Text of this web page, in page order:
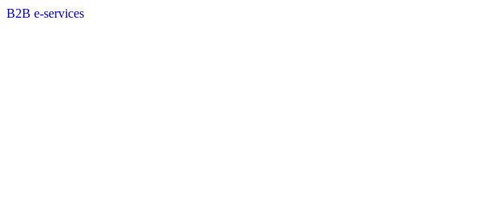
B2B e-services